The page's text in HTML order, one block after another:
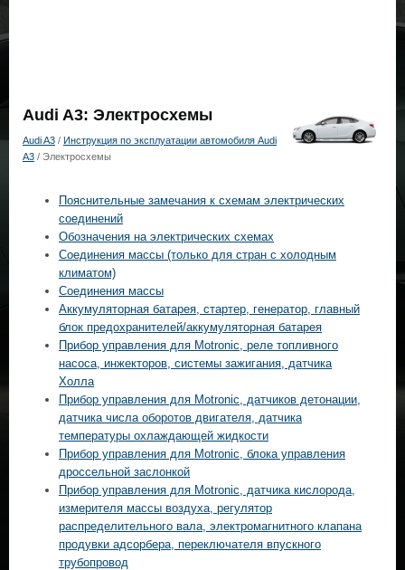
Audi A3: Электросхемы
Audi A3 / Инструкция по эксплуатации автомобиля Audi
A3 / Электросхемы
Пояснительные замечания к схемам электрических
соединений
Обозначения на электрических схемах
Соединения массы (только для стран c холодным
климатом)
Соединения массы
Аккумуляторная батарея, стартер, генератор, главный
блок предохранителей/аккумуляторная батарея
Прибор управления для Motronic, реле топливного
насоса, инжекторов, системы зажигания, датчика
Холла
Прибор управления для Motronic, датчиков детонации,
датчика числа оборотов двигателя, датчика
температуры охлаждающей жидкости
Прибор управления для Motronic, блока управления
дроссельной заслонкой
Прибор управления для Motronic, датчика кислорода,
измерителя массы воздуха, регулятор
распределительного вала, электромагнитного клапана
продувки адсорбера, переключателя впускного
трубопровод